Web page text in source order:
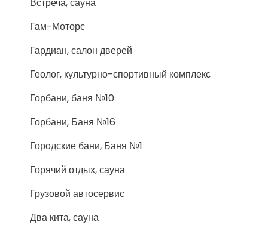
Гам-Моторс
Гардиан, салон дверей
Геолог, культурно-спортивный комплекс
Горбани, баня №10
Горбани, Баня №16
Городские бани, Баня №1
Горячий отдых, сауна
Грузовой автосервис
Два кита, сауна